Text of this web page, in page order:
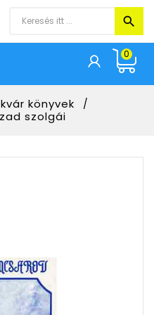
0
könyvek
szolgái